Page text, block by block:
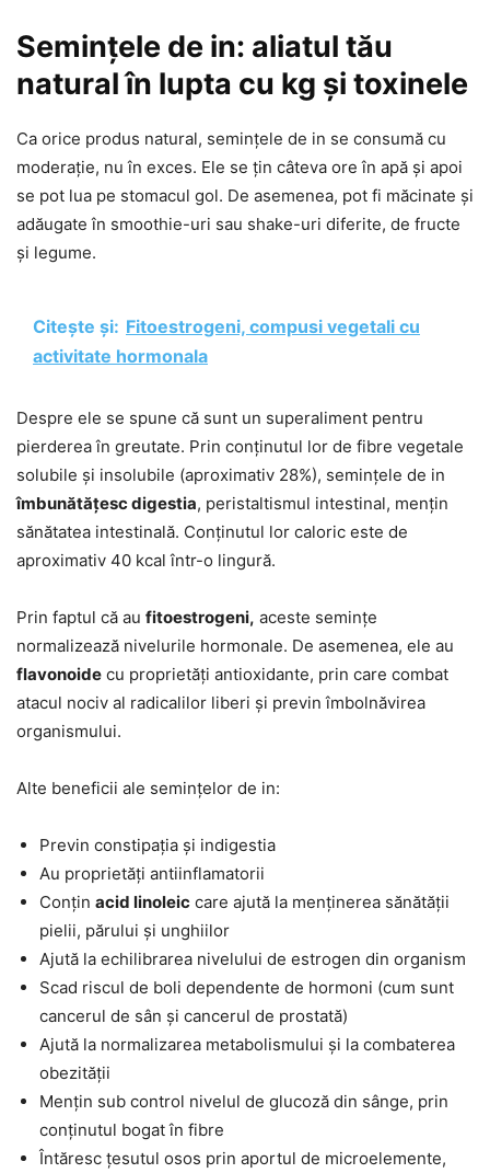
Semințele de in: aliatul tău
natural în lupta cu kg și toxinele
Ca orice produs natural, semințele de in se consumă cu
moderație, nu în exces. Ele se țin câteva ore în apă și apoi
se pot lua pe stomacul gol. De asemenea, pot fi măcinate și
adăugate în smoothie-uri sau shake-uri diferite, de fructe
și legume.
Citește și: Fitoestrogeni, compusi vegetali cu
activitate hormonala
Despre ele se spune că sunt un superaliment pentru
pierderea în greutate. Prin conținutul lor de fibre vegetale
solubile și insolubile (aproximativ 28%), semințele de in
îmbunătățesc digestia, peristaltismul intestinal, mențin
sănătatea intestinală. Conținutul lor caloric este de
aproximativ 40 kcal într-o lingură.
Prin faptul că au fitoestrogeni, aceste semințe
normalizează nivelurile hormonale. De asemenea, ele au
flavonoide cu proprietăți antioxidante, prin care combat
atacul nociv al radicalilor liberi și previn îmbolnăvirea
organismului.
Alte beneficii ale semințelor de in:
Previn constipația și indigestia
Au proprietăți antiinflamatorii
Conțin acid linoleic care ajută la menținerea sănătății
pielii, părului și unghiilor
Ajută la echilibrarea nivelului de estrogen din organism
Scad riscul de boli dependente de hormoni (cum sunt
cancerul de sân și cancerul de prostată)
Ajută la normalizarea metabolismului și la combaterea
obezității
Mențin sub control nivelul de glucoză din sânge, prin
conținutul bogat în fibre
Întăresc țesutul osos prin aportul de microelemente,